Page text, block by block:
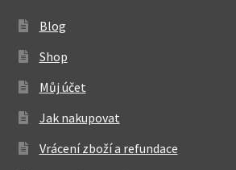
Blog
Shop
Můj účet
Jak nakupovat
Vrácení zboží a refundace